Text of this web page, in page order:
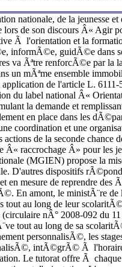
nationale, de la jeunesse et
de son discours Â« Agir
Ã l'orientation et la
informÃ©e, guidÃ©e dans
va Ãªtre renforcÃ©e par la
un mÃªme ensemble
de l'article L. 6111-
du label national Â«
la demande et
en place dans les
coordination et une
de la seconde chance
Â« raccrochage Â» pour les
(MGIEN) propose la
D'autres dispositifs
en mesure de reprendre
En amont, le ministÃ¨re
tout au long de leur
nÂ° 2008-092 du
tout au long de sa
personnalisÃ©, les
intÃ©grÃ© Ã
Le tutorat offre Ã